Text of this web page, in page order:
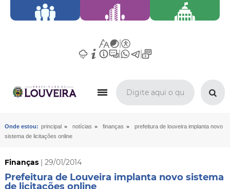
Onde estou: principal » notícias » finanças »
prefeitura de louveira implanta novo
sistema de licitações online
Finanças| 29/01/2014
Prefeitura de Louveira implanta novo sistema
de licitações online